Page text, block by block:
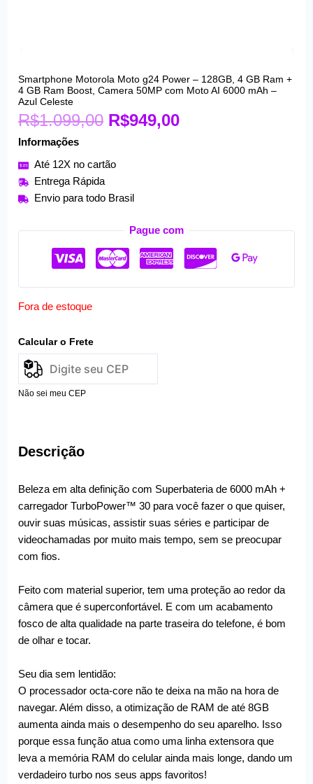
Smartphone Motorola Moto g24 Power – 128GB, 4 GB Ram +
4 GB Ram Boost, Camera 50MP com Moto AI 6000 mAh –
Azul Celeste
R$1.099,00
O
preço
original
era:
R$949,00
O
preço
atual
Informações
Até 12X no cartão
Entrega Rápida
Envio para todo Brasil
Pague com
Fora de estoque
Calcular o Frete
Não sei meu CEP
Descrição
Beleza em alta definição com Superbateria de 6000 mAh +
carregador TurboPower™ 30 para você fazer o que quiser,
ouvir suas músicas, assistir suas séries e participar de
videochamadas por muito mais tempo, sem se preocupar
com fios.
Feito com material superior, tem uma proteção ao redor da
câmera que é superconfortável. E com um acabamento
fosco de alta qualidade na parte traseira do telefone, é bom
de olhar e tocar.
Seu dia sem lentidão:
O processador octa-core não te deixa na mão na hora de
navegar. Além disso, a otimização de RAM de até 8GB
aumenta ainda mais o desempenho do seu aparelho. Isso
porque essa função atua como uma linha extensora que
leva a memória RAM do celular ainda mais longe, dando um
verdadeiro turbo nos seus apps favoritos!